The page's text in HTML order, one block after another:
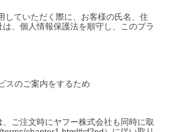
ていただく際に、お客様の氏名、住
、個人情報保護法を順守し、このプラ
スのご案内をするため
ご注文時にヤフー株式会社も同時に取